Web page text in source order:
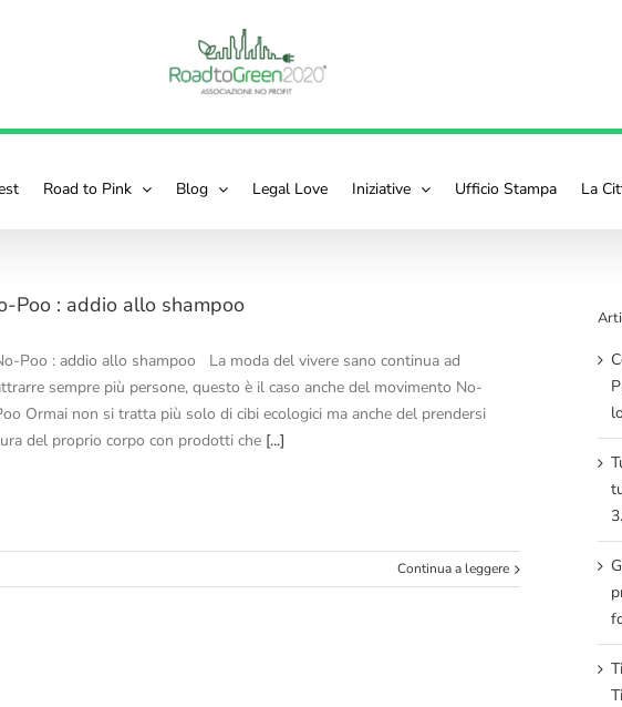
Road to Pink Blog Legal Love Iniziative Ufficio Stampa La
Poo : addio allo shampoo
Poo : addio allo shampoo La moda del vivere sano continua ad
sempre più persone, questo è il caso anche del movimento No-
Ormai non si tratta più solo di cibi ecologici ma anche del prendersi
del proprio corpo con prodotti che [...]
Continua a leggere